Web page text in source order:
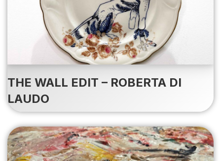
THE WALL EDIT – ROBERTA DI
LAUDO